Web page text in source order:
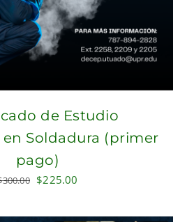
de Estudio
Soldadura (primer
pago)
300.00 Original
was:
$225.00
is: